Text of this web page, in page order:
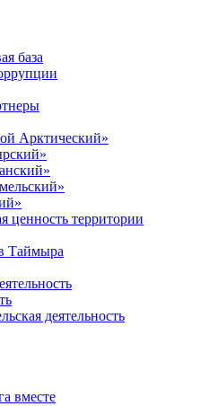
база
Арктический»
ценность территории
Таймыра
деятельность
вместе